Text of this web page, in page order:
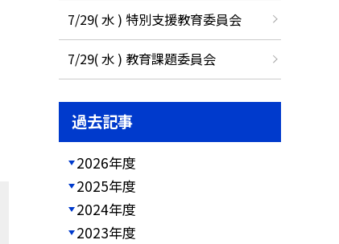
7/29( 水 ) 特別支援教育委員会
7/29( 水 ) 教育課題委員会
過去記事
2026年度
2025年度
2024年度
2023年度